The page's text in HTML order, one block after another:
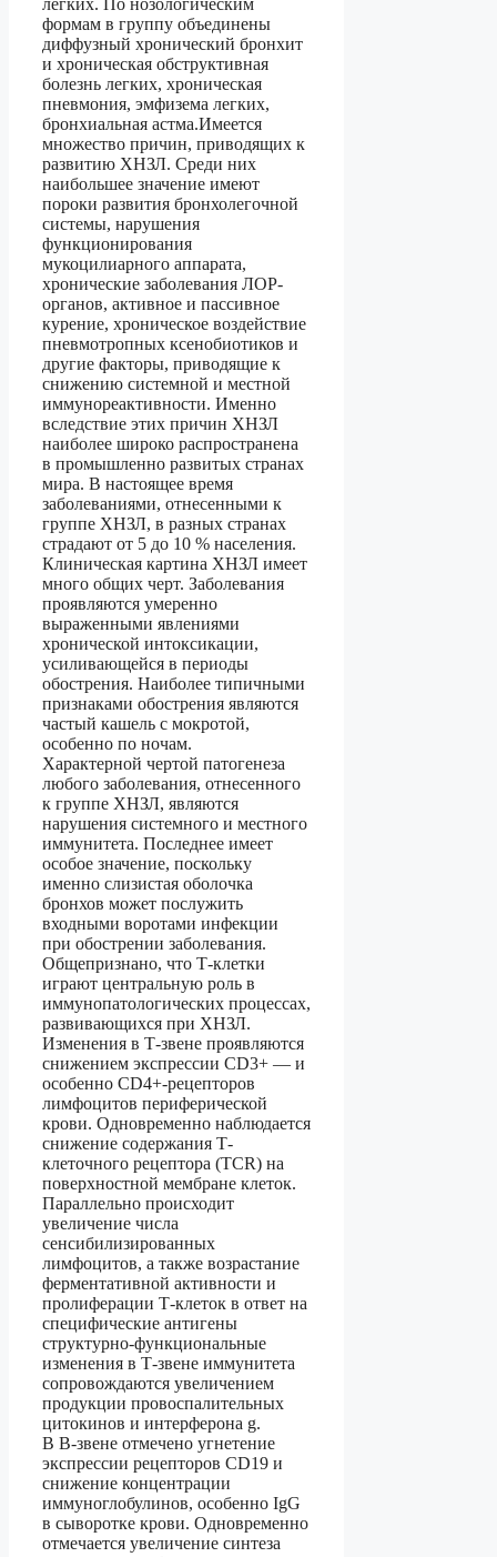
легких. По нозологическим
формам в группу объединены
диффузный хронический бронхит
и хроническая обструктивная
болезнь легких, хроническая
пневмония, эмфизема легких,
бронхиальная астма.Имеется
множество причин, приводящих к
развитию ХНЗЛ. Среди них
наибольшее значение имеют
пороки развития бронхолегочной
системы, нарушения
функционирования
мукоцилиарного аппарата,
хронические заболевания ЛОР-
органов, активное и пассивное
курение, хроническое воздействие
пневмотропных ксенобиотиков и
другие факторы, приводящие к
снижению системной и местной
иммунореактивности. Именно
вследствие этих причин ХНЗЛ
наиболее широко распространена
в промышленно развитых странах
мира. В настоящее время
заболеваниями, отнесенными к
группе ХНЗЛ, в разных странах
страдают от 5 до 10 % населения.
Клиническая картина ХНЗЛ имеет
много общих черт. Заболевания
проявляются умеренно
выраженными явлениями
хронической интоксикации,
усиливающейся в периоды
обострения. Наиболее типичными
признаками обострения являются
частый кашель с мокротой,
особенно по ночам.
Характерной чертой патогенеза
любого заболевания, отнесенного
к группе ХНЗЛ, являются
нарушения системного и местного
иммунитета. Последнее имеет
особое значение, поскольку
именно слизистая оболочка
бронхов может послужить
входными воротами инфекции
при обострении заболевания.
Общепризнано, что Т-клетки
играют центральную роль в
иммунопатологических процессах,
развивающихся при ХНЗЛ.
Изменения в Т-звене проявляются
снижением экспрессии CD3+ — и
особенно CD4+-рецепторов
лимфоцитов периферической
крови. Одновременно наблюдается
снижение содержания Т-
клеточного рецептора (TCR) на
поверхностной мембране клеток.
Параллельно происходит
увеличение числа
сенсибилизированных
лимфоцитов, а также возрастание
ферментативной активности и
пролиферации Т-клеток в ответ на
специфические антигены
структурно-функциональные
изменения в Т-звене иммунитета
сопровождаются увеличением
продукции провоспалительных
цитокинов и интерферона g.
В В-звене отмечено угнетение
экспрессии рецепторов CD19 и
снижение концентрации
иммуноглобулинов, особенно IgG
в сыворотке крови. Одновременно
отмечается увеличение синтеза